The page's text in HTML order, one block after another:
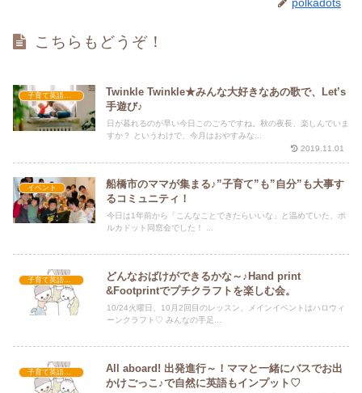
こちらもどうぞ！
子育て英語講座
Twinkle Twinkle★みんな大好きなあの歌で、Let’s
手遊び♪
日が暮れるのが早い今日このごろですね。秋の夜長、楽しんでいま
すか？ というわけで、今月はおやすみな...
2019.11.01
イベント
船橋市のママが集まる♪”子育て”も”自分”も大事す
るコミュニティ！
今日は1年前から「こんなことできたらいいな」と温めていた、ポ
ルカドット同窓会でした！ ...
子育て英語講座
どんなおばけができるかな～♪Hand print
&Footprintでプチクラフトを楽しむ会。
10/24火曜日、10月2回目のレッスン、メインイベントはハロウィ
ーンクラフト♡ みんなの手足...
子育て英語講座
All aboard! 出発進行～！ママと一緒にバスでお出
かけごっこ♪で自然に英語もインプット♡